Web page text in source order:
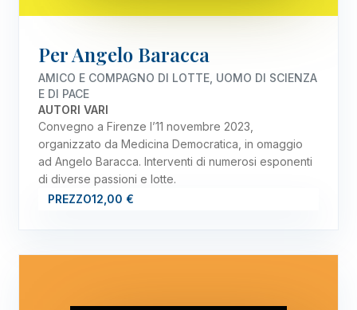
Per Angelo Baracca
AMICO E COMPAGNO DI LOTTE, UOMO DI SCIENZA
E DI PACE
AUTORI VARI
Convegno a Firenze l’11 novembre 2023,
organizzato da Medicina Democratica, in omaggio
ad Angelo Baracca. Interventi di numerosi esponenti
di diverse passioni e lotte.
PREZZO12,00 €